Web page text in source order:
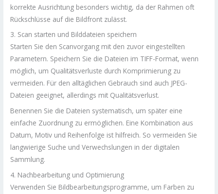
korrekte Ausrichtung besonders wichtig, da der Rahmen oft
Rückschlüsse auf die Bildfront zulässt.
3. Scan starten und Bilddateien speichern
Starten Sie den Scanvorgang mit den zuvor eingestellten
Parametern. Speichern Sie die Dateien im TIFF-Format, wenn
möglich, um Qualitätsverluste durch Komprimierung zu
vermeiden. Für den alltäglichen Gebrauch sind auch JPEG-
Dateien geeignet, allerdings mit Qualitätsverlust.
Benennen Sie die Dateien systematisch, um später eine
einfache Zuordnung zu ermöglichen. Eine Kombination aus
Datum, Motiv und Reihenfolge ist hilfreich. So vermeiden Sie
langwierige Suche und Verwechslungen in der digitalen
Sammlung.
4. Nachbearbeitung und Optimierung
Verwenden Sie Bildbearbeitungsprogramme, um Farben zu